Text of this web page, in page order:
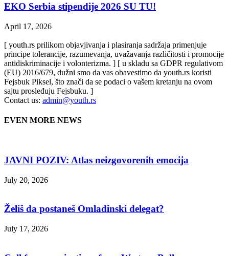
EKO Serbia stipendije 2026 SU TU!
April 17, 2026
[ youth.rs prilikom objavjivanja i plasiranja sadržaja primenjuje
principe tolerancije, razumevanja, uvažavanja različitosti i promocije
antidiskriminacije i volonterizma. ] [ u skladu sa GDPR regulativom
(EU) 2016/679, dužni smo da vas obavestimo da youth.rs koristi
Fejsbuk Piksel, što znači da se podaci o vašem kretanju na ovom
sajtu prosleđuju Fejsbuku. ]
Contact us: admin@youth.rs
EVEN MORE NEWS
JAVNI POZIV: Atlas neizgovorenih emocija
July 20, 2026
Želiš da postaneš Omladinski delegat?
July 17, 2026